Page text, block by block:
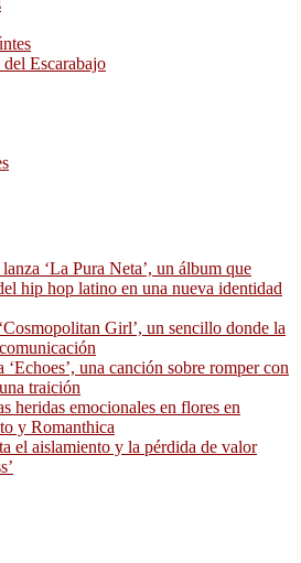
Escarabajo
‘La Pura Neta’, un álbum que
hip hop latino en una nueva identidad
Girl’, un sencillo donde la
una canción sobre romper con
traición
heridas emocionales en flores en
y Romanthica
el aislamiento y la pérdida de valor